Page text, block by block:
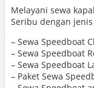
Melayani sewa
Seribu dengan
– Sewa Speedboat
– Sewa Speedboat
– Sewa Speedboat
– Paket Sewa